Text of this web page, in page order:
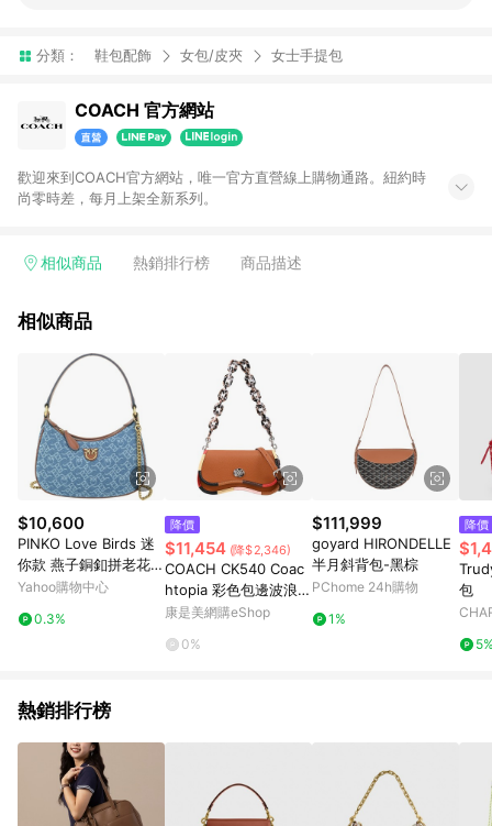
分類： 鞋包配飾 女包/皮夾 女士手提包
COACH 官方網站
歡迎來到COACH官方網站，唯一官方直營線上購物通路。紐約時
尚零時差，每月上架全新系列。
相似商品 熱銷排行榜 商品描述
相似商品
$10,600
PINKO Love Birds 迷
你款 燕子銅釦拼老花牛
仔布鍊帶斜/肩背腋下
Yahoo購物中心
0.3%
降價
$11,454 (降$2,346)
COACH CK540 Coac
htopia 彩色包邊波浪粗
鏈造型兩用包.咖色
康是美網購eShop
0%
$111,999
goyard HIRONDELLE
半月斜背包-黑棕
PChome 24h購物
1%
降價
包
熱銷排行榜